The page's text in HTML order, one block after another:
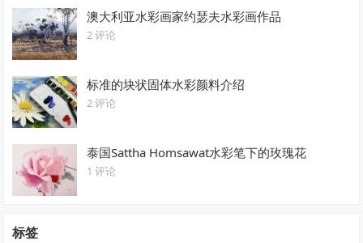
澳大利亚水彩画家约瑟夫水彩画作品
2 评论
标准的块状固体水彩颜料介绍
2 评论
泰国Sattha Homsawat水彩笔下的玫瑰花
1 评论
标签